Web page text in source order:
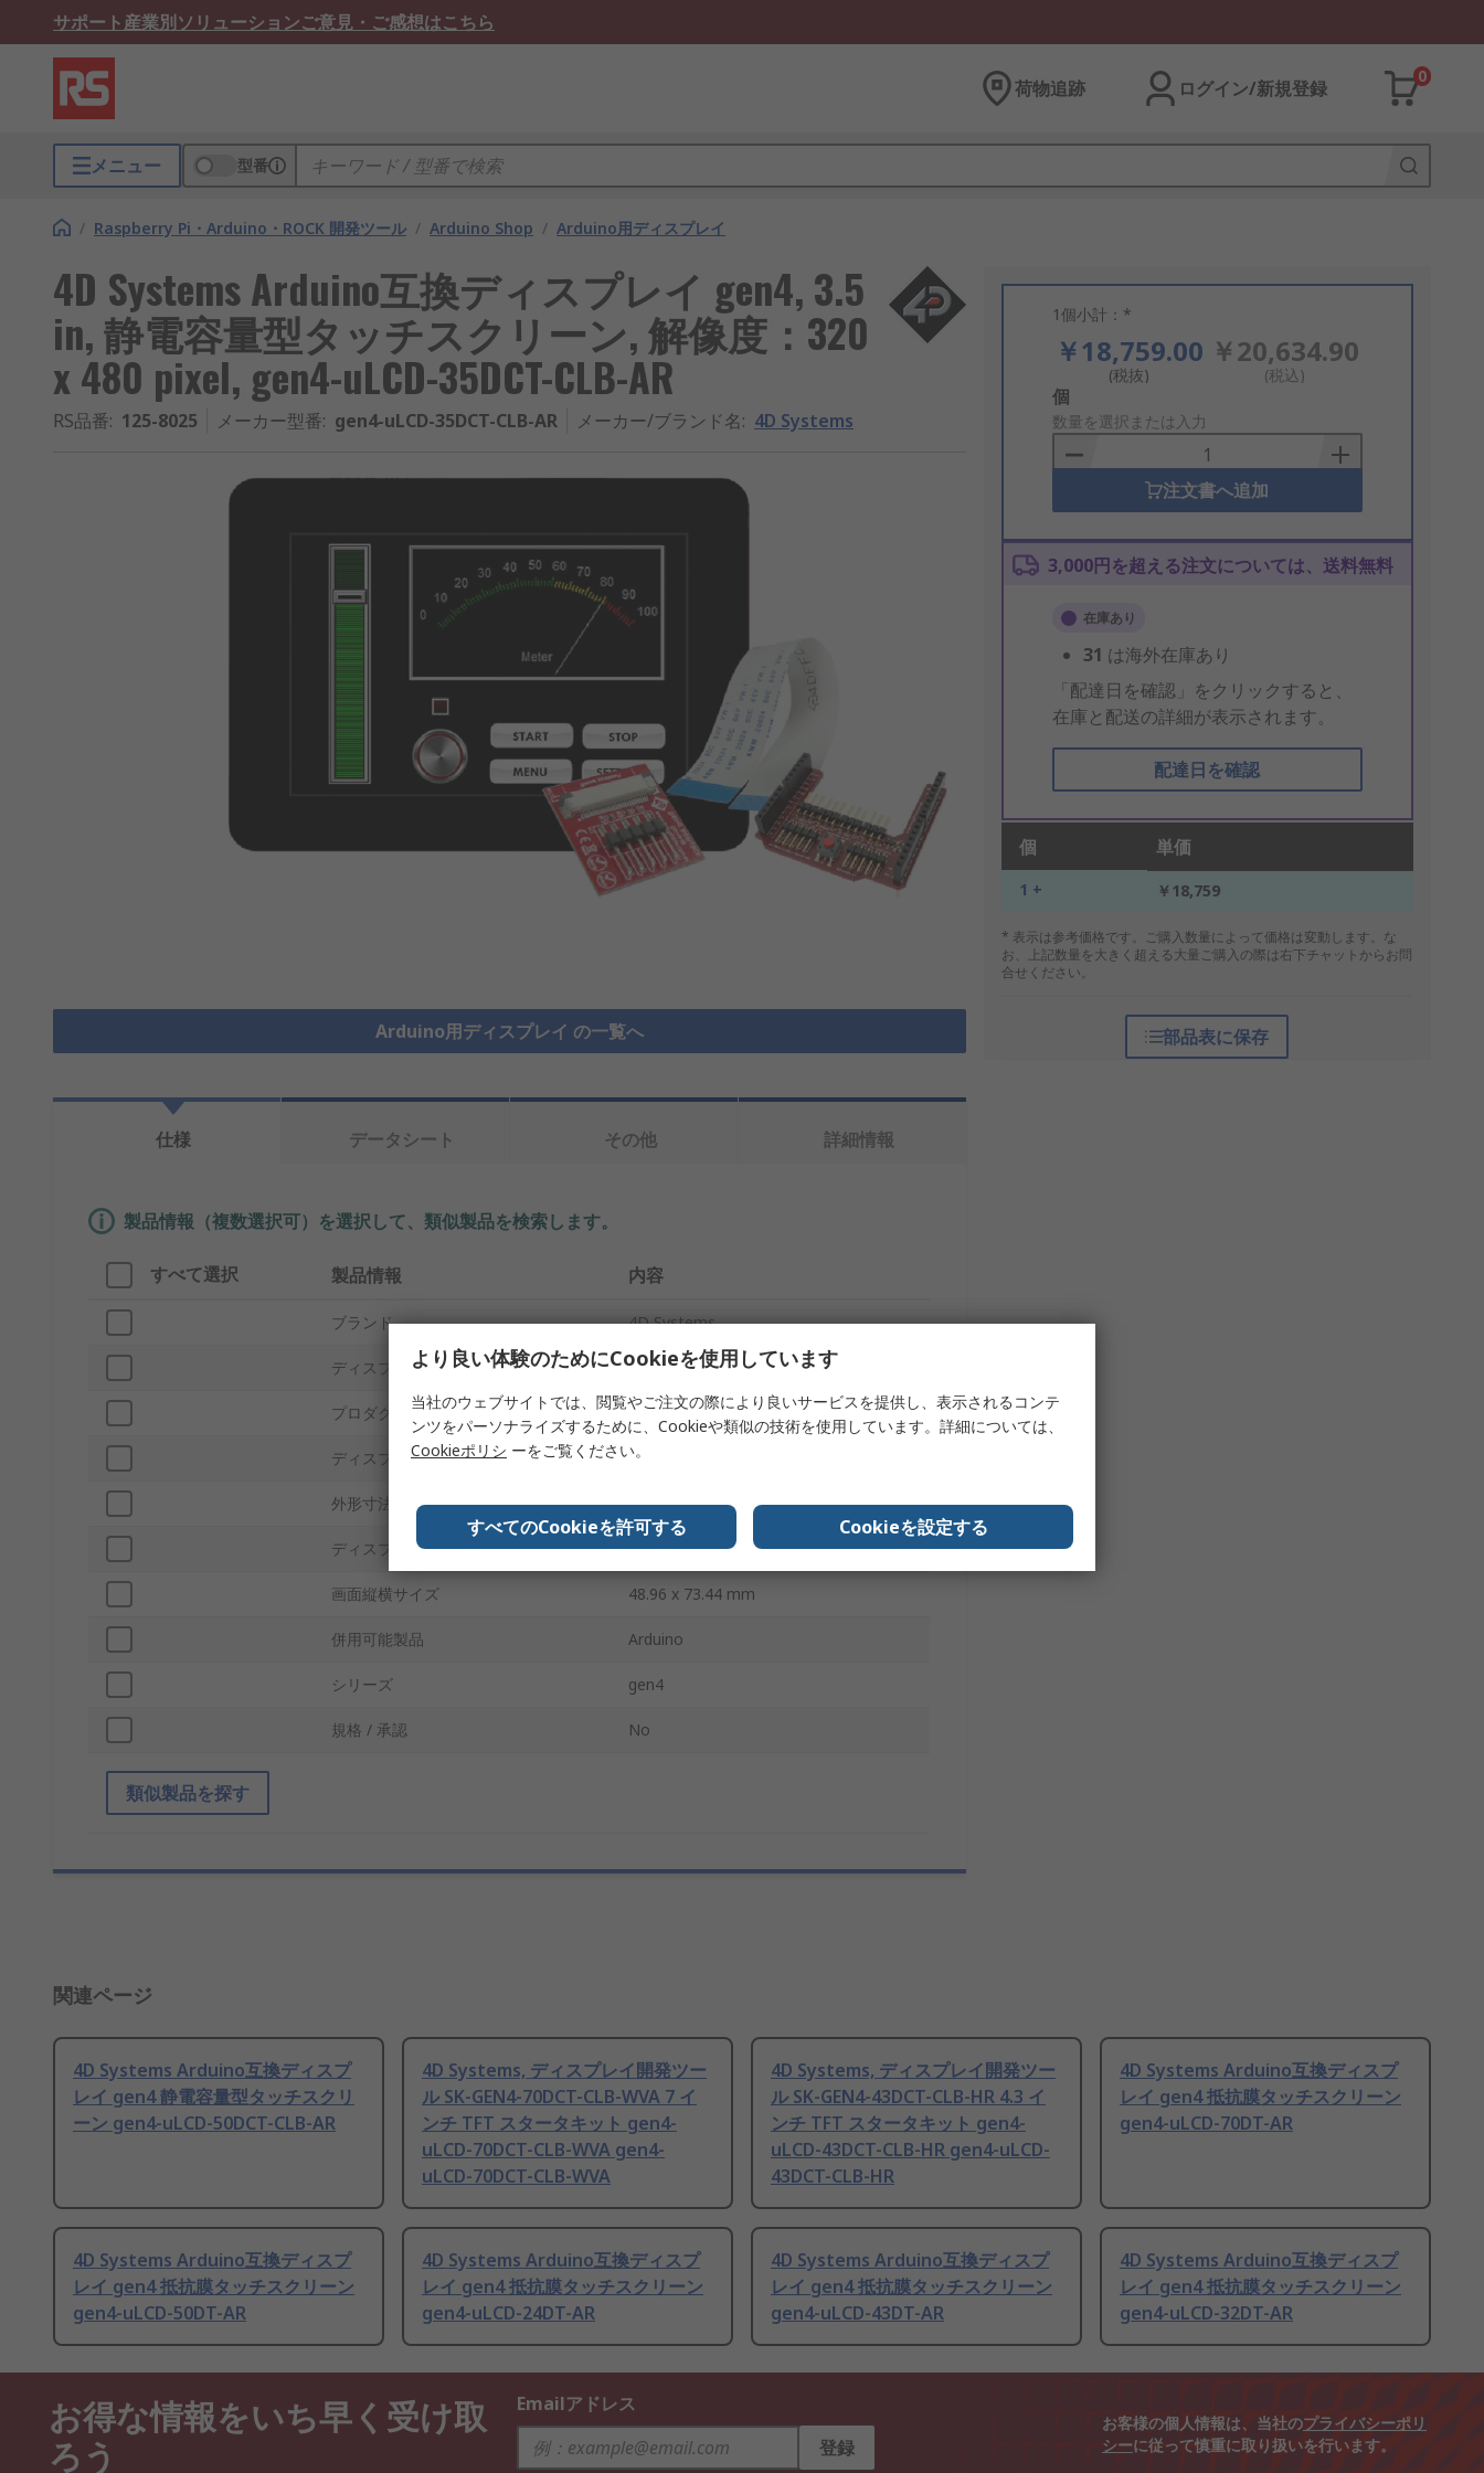
サポート産業別ソリューションご意見・ご感想はこちら
荷物追跡 ログイン/新規登録
0
メニュー 型番
/ Raspberry Pi・Arduino・ROCK 開発ツール / Arduino Shop / Arduino用ディスプレイ
4D Systems Arduino互換ディスプレイ gen4, 3.5
in, 静電容量型タッチスクリーン, 解像度：320
x 480 pixel, gen4-uLCD-35DCT-CLB-AR
RS品番: 125-8025 メーカー型番: gen4-uLCD-35DCT-CLB-AR メーカー/ブランド名: 4D Systems
Arduino用ディスプレイ の一覧へ
1個小計：*
￥18,759.00
(税抜)
￥20,634.90
(税込)
Add
to
Basket
個
数量を選択または入力
注文書へ追加
3,000円を超える注文については、送料無料
在庫あり
31 は海外在庫あり
「配達日を確認」をクリックすると、
在庫と配送の詳細が表示されます。
配達日を確認
個 単価
1 + ￥18,759
* 表示は参考価格です。ご購入数量によって価格は変動します。な
お、上記数量を大きく超える大量ご購入の際は右下チャットからお問
合せください。
部品表に保存
仕様 データシート その他 詳細情報
製品情報（複数選択可）を選択して、類似製品を検索します。
すべて選択 製品情報 内容
ブランド 4D Systems
ディスプレイサイズ 3.5インチ
プロダクトタイプ Arduino互換ディスプレイ
ディスプレイテクノロジー 静電容量型タッチスクリーン
外形寸法 104.2 x 72.1 x 7.8 mm
ディスプレイの解像度 320 x 480 pixel
画面縦横サイズ 48.96 x 73.44 mm
併用可能製品 Arduino
シリーズ gen4
規格 / 承認 No
類似製品を探す
関連ページ
4D Systems Arduino互換ディスプ
レイ gen4 静電容量型タッチスクリ
ーン gen4-uLCD-50DCT-CLB-AR
4D Systems, ディスプレイ開発ツー
ル SK-GEN4-70DCT-CLB-WVA 7 イ
ンチ TFT スタータキット gen4-
uLCD-70DCT-CLB-WVA gen4-
uLCD-70DCT-CLB-WVA
4D Systems, ディスプレイ開発ツー
ル SK-GEN4-43DCT-CLB-HR 4.3 イ
ンチ TFT スタータキット gen4-
uLCD-43DCT-CLB-HR gen4-uLCD-
43DCT-CLB-HR
4D Systems Arduino互換ディスプ
レイ gen4 抵抗膜タッチスクリーン
gen4-uLCD-70DT-AR
4D Systems Arduino互換ディスプ
レイ gen4 抵抗膜タッチスクリーン
gen4-uLCD-50DT-AR
4D Systems Arduino互換ディスプ
レイ gen4 抵抗膜タッチスクリーン
gen4-uLCD-24DT-AR
4D Systems Arduino互換ディスプ
レイ gen4 抵抗膜タッチスクリーン
gen4-uLCD-43DT-AR
4D Systems Arduino互換ディスプ
レイ gen4 抵抗膜タッチスクリーン
gen4-uLCD-32DT-AR
お得な情報をいち早く受け取
ろう
Emailアドレス
登録
お客様の個人情報は、当社のプライバシーポリ
シーに従って慎重に取り扱いを行います。
より良い体験のためにCookieを使用しています
当社のウェブサイトでは、閲覧やご注文の際により良いサービスを提供し、表示されるコンテ
ンツをパーソナライズするために、Cookieや類似の技術を使用しています。詳細については、
Cookieポリシ ーをご覧ください。
すべてのCookieを許可する Cookieを設定する